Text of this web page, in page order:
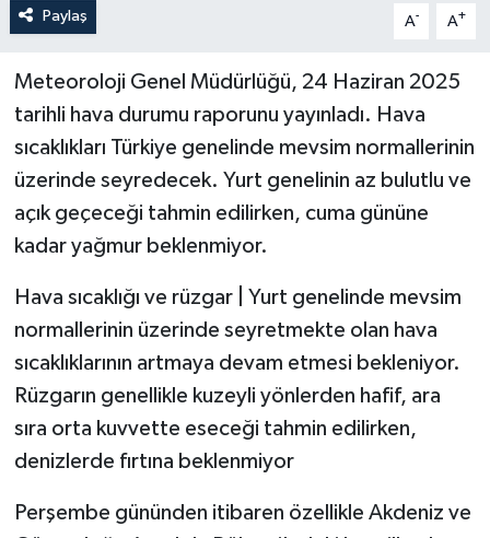
Paylaş A- A+
Meteoroloji Genel Müdürlüğü, 24 Haziran 2025
tarihli hava durumu raporunu yayınladı. Hava
sıcaklıkları Türkiye genelinde mevsim normallerinin
üzerinde seyredecek. Yurt genelinin az bulutlu ve
açık geçeceği tahmin edilirken, cuma gününe
kadar yağmur beklenmiyor.
Hava sıcaklığı ve rüzgar | Yurt genelinde mevsim
normallerinin üzerinde seyretmekte olan hava
sıcaklıklarının artmaya devam etmesi bekleniyor.
Rüzgarın genellikle kuzeyli yönlerden hafif, ara
sıra orta kuvvette eseceği tahmin edilirken,
denizlerde fırtına beklenmiyor
Perşembe gününden itibaren özellikle Akdeniz ve